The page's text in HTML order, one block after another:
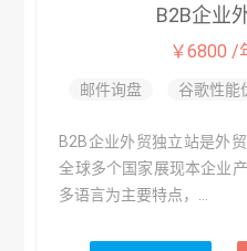
B2B企业
￥6800 /
邮件询盘 谷歌性能
B2B企业外贸独立站是外
全球多个国家展现本企业
多语言为主要特点，...